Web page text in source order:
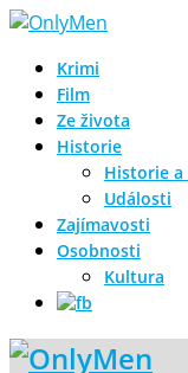
Krimi
Film
Ze života
Historie
Historie
Události
Zajímavosti
Osobnosti
Kultura